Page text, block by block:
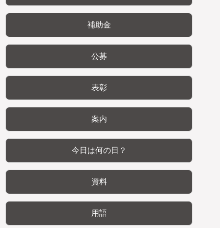
補助金
公募
表彰
案内
今日は何の日？
資料
用語